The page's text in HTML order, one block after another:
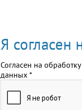
Я согласен
Согласен на обработку
данных *